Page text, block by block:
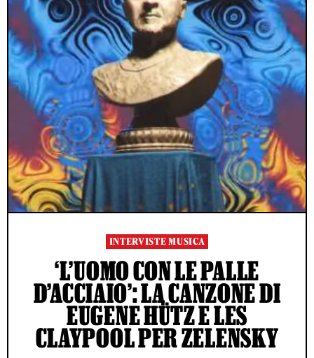
INTERVISTE MUSICA
‘L’UOMO CON LE PALLE
D’ACCIAIO’: LA CANZONE DI
EUGENE HÜTZ E LES
CLAYPOOL PER ZELENSKY